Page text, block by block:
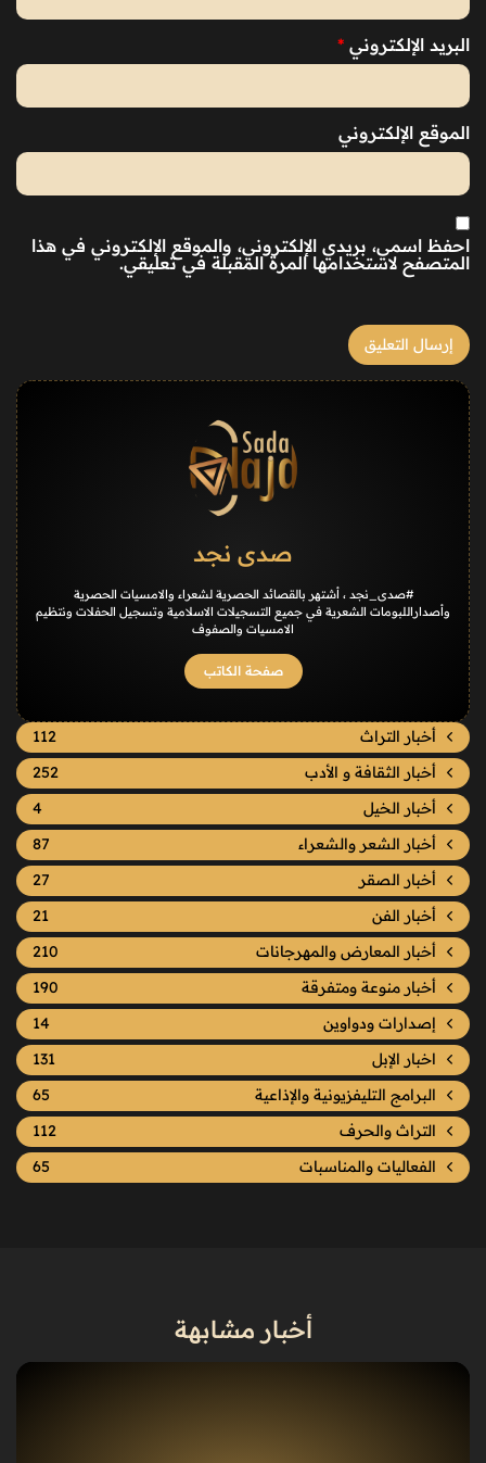
البريد الإلكتروني *
الموقع الإلكتروني
احفظ اسمي، بريدي الإلكتروني، والموقع الإلكتروني في هذا
المتصفح لاستخدامها المرة المقبلة في تعليقي.
صدى نجد
#صدى_نجد ، أشتهر بالقصائد الحصرية لشعراء والامسيات الحصرية
وأصداراللبومات الشعرية في جميع التسجيلات الاسلامية وتسجيل الحفلات ونتظيم
الامسيات والصفوف
صفحة الكاتب
أخبار التراث
112
أخبار الثقافة و الأدب
252
أخبار الخيل
4
أخبار الشعر والشعراء
87
أخبار الصقر
27
أخبار الفن
21
أخبار المعارض والمهرجانات
210
أخبار منوعة ومتفرقة
190
إصدارات ودواوين
14
اخبار الإبل
131
البرامج التليفزيونية والإذاعية
65
التراث والحرف
112
الفعاليات والمناسبات
65
أخبار مشابهة